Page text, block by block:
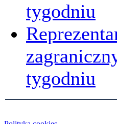
tygodniu
tygodniu